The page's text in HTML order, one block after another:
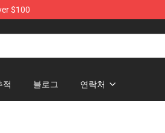
$100
적 블로그 연락처